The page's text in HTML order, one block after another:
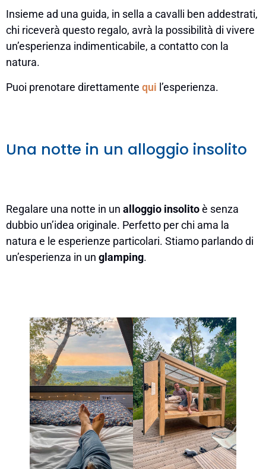
Insieme ad una guida, in sella a cavalli ben addestrati,
chi riceverà questo regalo, avrà la possibilità di vivere
un’esperienza indimenticabile, a contatto con la
natura.
Puoi prenotare direttamente qui l’esperienza.
Una notte in un alloggio insolito
Regalare una notte in un alloggio insolitoè senza
dubbio un’idea originale. Perfetto per chi ama la
natura e le esperienze particolari. Stiamo parlando di
un’esperienza in un glamping.